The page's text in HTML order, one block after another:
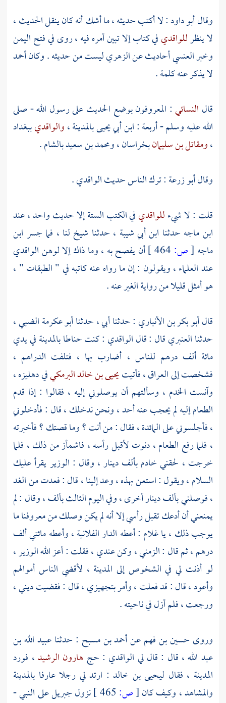
وقالأبو داود: لا أكتب حديثه ، ما أشك أنه كان ينقل الحديث ،
لا ينظرللواقديفي كتاب إلا تبين أمره فيه ، روى في فتحاليمن
وخبرالعنسيأحاديث عنالزهريليست من حديثه . وكانأحمد
لا يذكر عنه كلمة .
قال النسائي: المعروفون بوضع الحديث على رسول الله - صلى
الله عليه وسلم - أربعة :ابن أبي يحيىبالمدينة،والواقديببغداد
،ومقاتل بن سليمانبخراسان،ومحمد بن سعيدبالشام.
وقالأبو زرعة: ترك الناس حديثالواقدي.
قلت : لا شيءللواقديفي الكتب الستة إلا حديث واحد ، عند
ابن ماجه حدثنا ابن أبي شيبة ، حدثنا شيخ لنا ، فما جسر ابن
ماجه [ص: أن يفصح به ، وما ذاك إلا لوهنالواقدي
عند العلماء ، ويقولون : إن ما رواه عنه كاتبه في " الطبقات " ،
هو أمثل قليلا من رواية الغير عنه .
قالأبو بكر بن الأنباري : حدثنا أبي ، حدثناأبو عكرمة الضبي،
حدثناالعنبريقال : قالالواقدي : كنت حناطابالمدينةفي يدي
مائة ألف درهم للناس ، أضارب بها ، فتلفت الدراهم ،
فشخصت إلىالعراق، فأتيتيحيى بن خالد البرمكيفي دهليزه ،
وآنست الخدم ، وسألتهم أن يوصلوني إليه ، فقالوا : إذا قدم
الطعام إليه لم يحجب عنه أحد ، ونحن ندخلك ، قال : فأدخلوني
، فأجلسوني على المائدة ، فقال : من أنت ؟ وما قصتك ؟ فأخبرته
، فلما رفع الطعام ، دنوت لأقبل رأسه ، فاشمأز من ذلك ، فلما
خرجت ، لحقني خادم بألف دينار ، وقال : الوزير يقرأ عليك
السلام ، ويقول : استعن بهذه ، وعد إلينا ، قال : فعدت من الغد
، فوصلني بألف دينار أخرى ، وفي اليوم الثالث بألف ، وقال : لم
يمنعني أن أدعك تقبل رأسي إلا أنه لم يكن وصلك من معروفنا ما
يوجب ذلك ، يا غلام : أعطه الدار الفلانية ، وأعطه مائتي ألف
درهم ، ثم قال : الزمني ، وكن عندي ، فقلت : أعز الله الوزير ،
لو أذنت لي في الشخوص إلى المدينة ، لأقضي الناس أموالهم
وأعود ، قال : قد فعلت ، وأمر بتجهيزي ، قال : فقضيت ديني ،
ورجعت ، فلم أزل في ناحيته .
وروى حسين بن فهمعنأحمد بن مسبح : حدثناعبيد الله بن
عبد الله، قال : قال لي الواقدي : حج هارون الرشيد، فورد
المدينة ، فقال ليحيى بن خالد : ارتد لي رجلا عارفا بالمدينة
والمشاهد ، وكيف كان[ص: نزولجبريلعلى النبي -